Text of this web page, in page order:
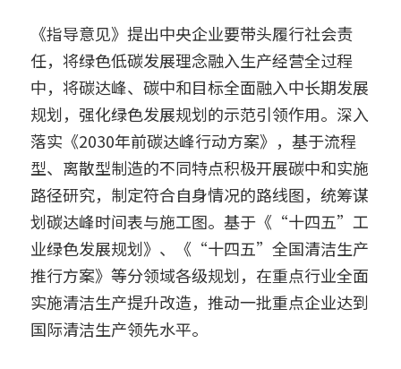
《指导意见》提出中央企业要带头履行社会责
任，将绿色低碳发展理念融入生产经营全过程
中，将碳达峰、碳中和目标全面融入中长期发展
规划，强化绿色发展规划的示范引领作用。深入
落实《2030年前碳达峰行动方案》，基于流程
型、离散型制造的不同特点积极开展碳中和实施
路径研究，制定符合自身情况的路线图，统筹谋
划碳达峰时间表与施工图。基于《“十四五”工
业绿色发展规划》、《“十四五”全国清洁生产
推行方案》等分领域各级规划，在重点行业全面
实施清洁生产提升改造，推动一批重点企业达到
国际清洁生产领先水平。